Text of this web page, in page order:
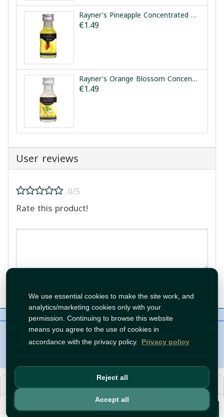
We use essential cookies to make the site work, and
analytics/marketing cookies only with your
permission. Continuing to browse this website
means you agree to the use of cookies in
accordance with the privacy policy. Privacy policy
Reject all
Accept all
€2.99 Add to Cart
Rayner's Pineapple Concentrated Flavouring Essence 25ml | نكهة الأناناس المركزة رينرز 25مل
€1.49
Rayner's Orange Blossom Concentrated Flavouring Essence 28ml | مركز ماء الزهر رينرز 28مل
€1.49
User reviews
0/5
Rate this product!
Contact Policies
Copyright© Tawfeer 2018-2026
هذا متجر جملة. الأسعار وميزات الشراء متاحة فقط للحساباتالمسجّلة
والمفعّلة
سجّل دخولأوافتح حساب .